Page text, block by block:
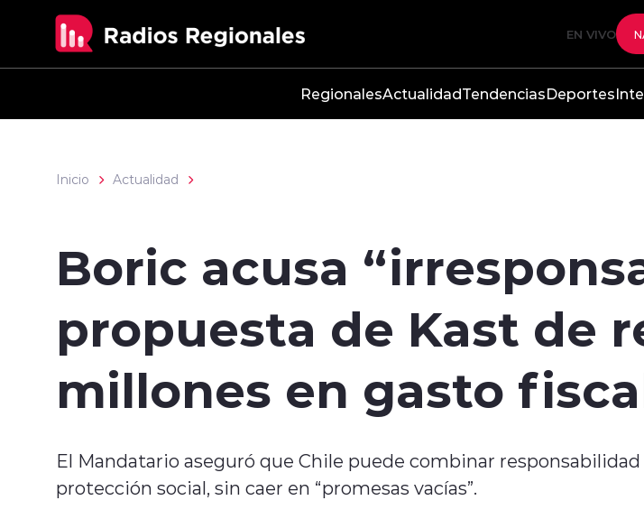
EN VIVO
RegionalesActualidadTendenciasDeportes
Inicio Actualidad
Boric acusa
propuesta de Kast de
millones en gasto
El Mandatario aseguró que Chile puede combinar
protección social, sin caer en “promesas vacías”.